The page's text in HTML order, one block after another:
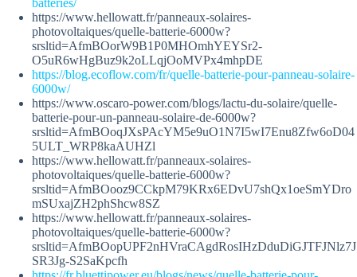
https://www.hellowatt.fr/panneaux-solaires-
photovoltaiques/quelle-batterie-6000w?
srsltid=AfmBOorW9B1P0MHOmhYEYSr2-
O5uR6wHgBuz9k2oLLqjOoMVPx4mhpDE
https://blog.ecoflow.com/fr/quelle-batterie-pour-panneau-solaire-
6000w/
https://www.oscaro-power.com/blogs/lactu-du-solaire/quelle-
batterie-pour-un-panneau-solaire-de-6000w?
srsltid=AfmBOoqJXsPAcYM5e9uO1N7I5wI7Enu8Zfw6oD04
5ULT_WRP8kaAUHZl
https://www.hellowatt.fr/panneaux-solaires-
photovoltaiques/quelle-batterie-6000w?
srsltid=AfmBOooz9CCkpM79KRx6EDvU7shQx1oeSmYDro
mSUxajZH2phShcw8SZ
https://www.hellowatt.fr/panneaux-solaires-
photovoltaiques/quelle-batterie-6000w?
srsltid=AfmBOopUPF2nHVraCAgdRosIHzDduDiGJTFJNlz7J
SR3Jg-S2SaKpcfh